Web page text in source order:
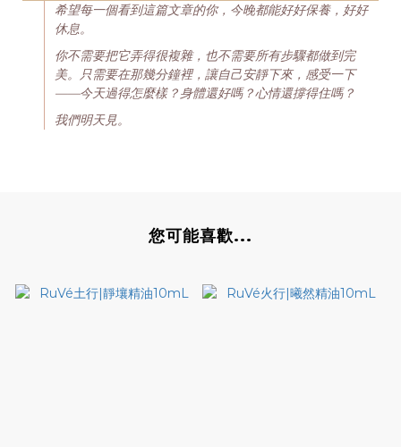
希望每一個看到這篇文章的你，今晚都能好好保養，好好
休息。
你不需要把它弄得很複雜，也不需要所有步驟都做到完
美。只需要在那幾分鐘裡，讓自己安靜下來，感受一下
——今天過得怎麼樣？身體還好嗎？心情還撐得住嗎？
我們明天見。
您可能喜歡...